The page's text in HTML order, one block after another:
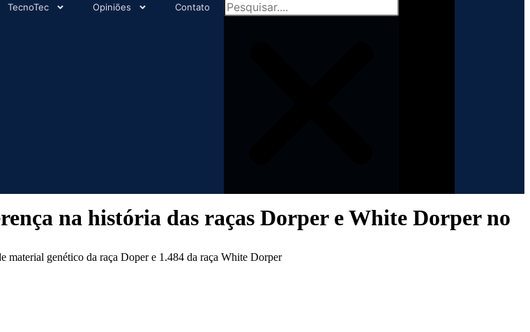
TecnoTec Opiniões Contato
na história das raças Dorper e White Dorper no
material genético da raça Doper e 1.484 da raça White Dorper